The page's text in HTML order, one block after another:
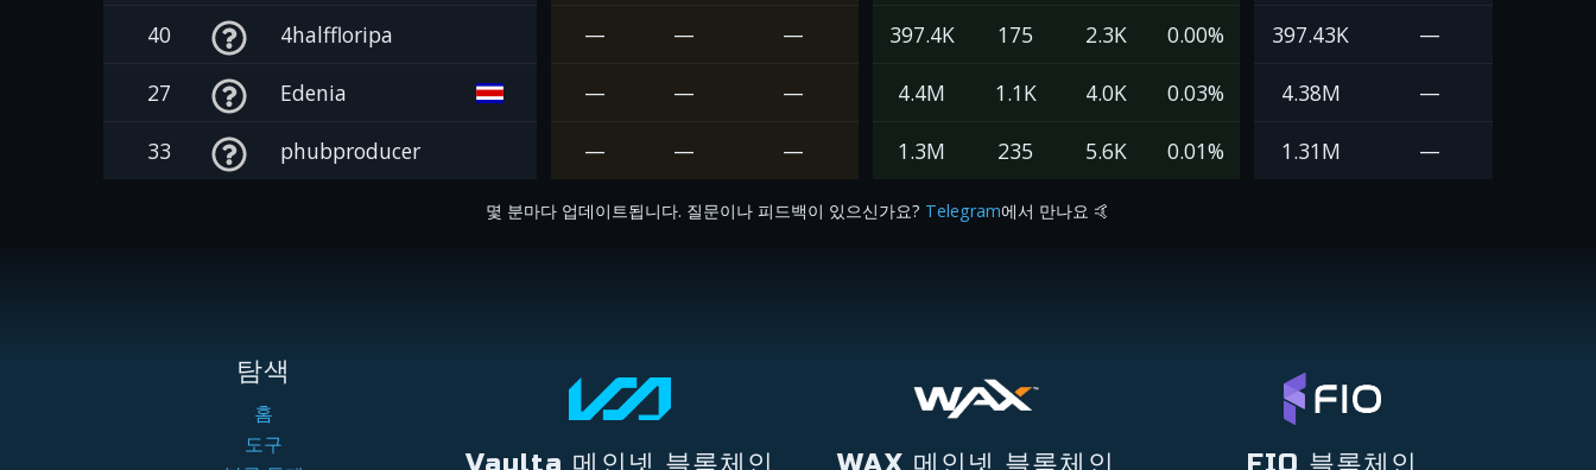
40 4halffloripa — — — 397.4K 175 2.3K 0.00% 397.43K —
27 Edenia — — — 4.4M 1.1K 4.0K 0.03% 4.38M —
33 phubproducer — — — 1.3M 235 5.6K 0.01% 1.31M —
몇 분마다 업데이트됩니다. 질문이나 피드백이 있으신가요? Telegram에서 만나요 🤙
탐색
홈
도구
Vaulta 메인넷 블록체인 WAX 메인넷 블록체인 FIO 블록체인